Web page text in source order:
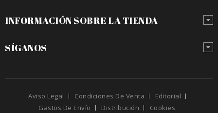
INFORMACIÓN SOBRE LA TIENDA
SÍGANOS
Aviso Legal Condiciones De Venta
Editorial
Gastos De Envío
Distribución Cookies